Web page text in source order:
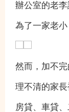
辦公室的老李
為了一家老小
然而，加不完
理不清的家長
房貸、車貸、